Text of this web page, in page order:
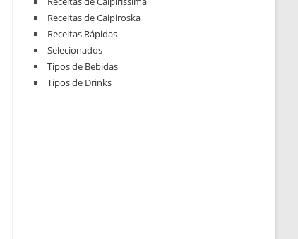
Receitas de Caipiroska
Receitas Rápidas
Selecionados
Tipos de Bebidas
Tipos de Drinks